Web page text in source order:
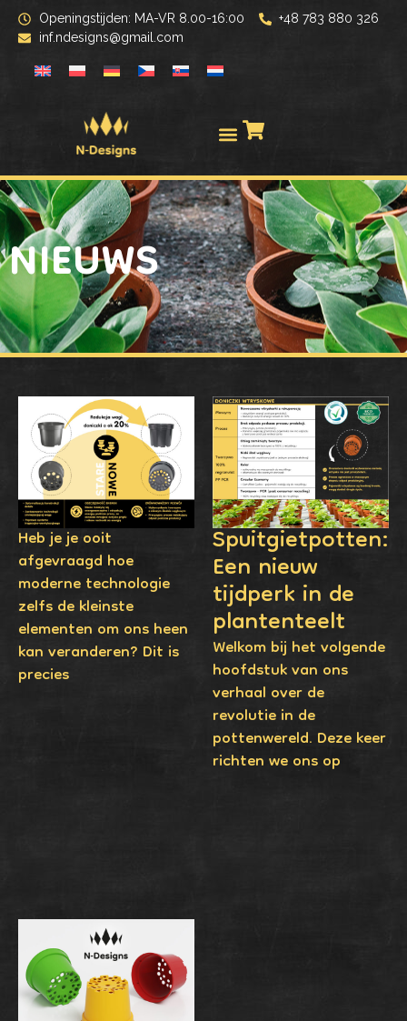
Openingstijden: MA-VR 8.00-16:00
+48 783 880 326
inf.ndesigns@gmail.com
NIEUWS
Heb je je ooit
afgevraagd hoe
moderne technologie
zelfs de kleinste
elementen om ons heen
kan veranderen? Dit is
precies
Spuitgietpotten:
Een nieuw
tijdperk in de
plantenteelt
Welkom bij het volgende
hoofdstuk van ons
verhaal over de
revolutie in de
pottenwereld. Deze keer
richten we ons op